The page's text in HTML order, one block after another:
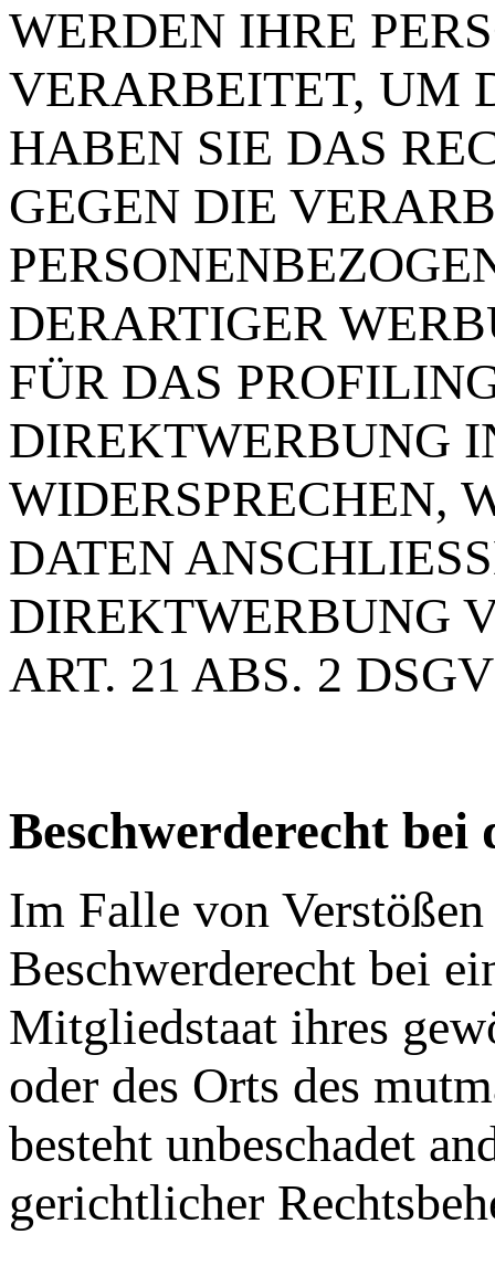
WERDEN IHRE
VERARBEITET, UM
HABEN SIE DAS
GEGEN DIE
DERARTIGER
FÜR DAS
DIREKTWERBUNG
WIDERSPRECHEN,
DATEN
DIREKTWERBUNG
ART. 21 ABS. 2
Beschwerde­recht bei
Im Falle von
Beschwerderecht bei
Mitgliedstaat ihres
oder des Orts des
besteht unbeschadet
gerichtlicher